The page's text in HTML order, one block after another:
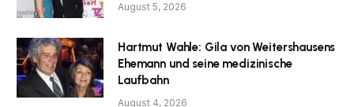
August 5, 2026
Hartmut Wahle: Gila von Weitershausens
Ehemann und seine medizinische
Laufbahn
August 4, 2026